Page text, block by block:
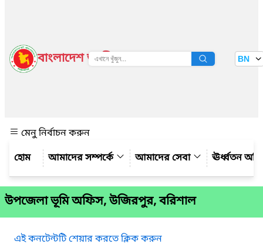
বাংলাদেশ জাতীয় তথ্য বাতায়ন BN
মেনু নির্বাচন করুন
আমাদের সম্পর্কে
আমাদের সেবা ঊর্ধ্বতন
উপজেলা ভূমি অফিস, উজিরপুর, বরিশাল
এই কনটেন্টটি শেয়ার করতে ক্লিক করুন